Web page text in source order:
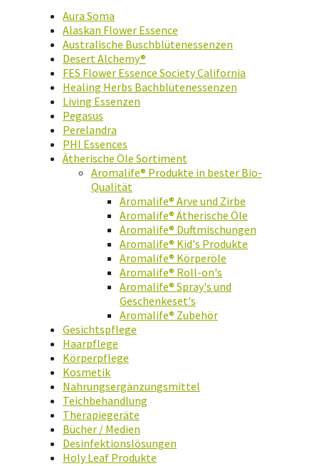
Aura Soma
Alaskan Flower Essence
Australische Buschblütenessenzen
Desert Alchemy®
FES Flower Essence Society California
Healing Herbs Bachblütenessenzen
Living Essenzen
Pegasus
Perelandra
PHI Essences
Ätherische Öle Sortiment
Aromalife® Produkte in bester Bio-
Qualität
Aromalife® Arve und Zirbe
Aromalife® Ätherische Öle
Aromalife® Duftmischungen
Aromalife® Kid's Produkte
Aromalife® Körperöle
Aromalife® Roll-on's
Aromalife® Spray's und
Geschenkeset's
Aromalife® Zubehör
Gesichtspflege
Haarpflege
Körperpflege
Kosmetik
Nahrungsergänzungsmittel
Teichbehandlung
Therapiegeräte
Bücher / Medien
Desinfektionslösungen
Holy Leaf Produkte